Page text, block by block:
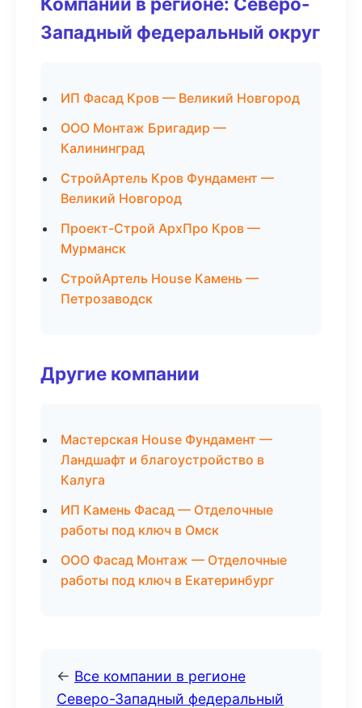
Западный федеральный округ
ИП Фасад Кров — Великий Новгород
ООО Монтаж Бригадир —
Калининград
СтройАртель Кров Фундамент —
Великий Новгород
Проект-Строй АрхПро Кров —
Мурманск
СтройАртель House Камень —
Петрозаводск
Другие компании
Мастерская House Фундамент —
Ландшафт и благоустройство в
Калуга
ИП Камень Фасад — Отделочные
работы под ключ в Омск
ООО Фасад Монтаж — Отделочные
работы под ключ в Екатеринбург
← Все компании в регионе
Северо-Западный федеральный